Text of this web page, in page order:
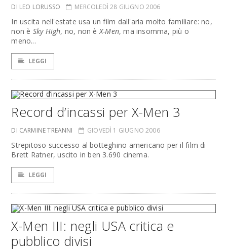
DI LEO LORUSSO MERCOLEDÌ 28 GIUGNO 2006
In uscita nell'estate usa un film dall'aria molto familiare: no,
non è Sky High, no, non èX-Men, ma insomma, più o
meno...
LEGGI
Record d’incassi per X-Men 3
DI CARMINE TREANNI GIOVEDÌ 1 GIUGNO 2006
Strepitoso successo al botteghino americano per il film di
Brett Ratner, uscito in ben 3.690 cinema.
LEGGI
X-Men III: negli USA critica e
pubblico divisi